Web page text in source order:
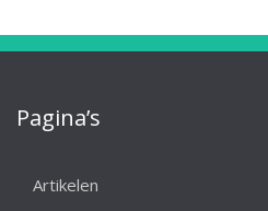
Pagina’s
Artikelen